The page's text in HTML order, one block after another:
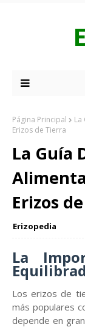
Página Principal
La
Erizos de Tierra
La Guía
Erizos
Erizopedia
La
Los erizos de
más populares
depende en